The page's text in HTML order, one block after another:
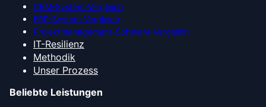
CRM-System-Vergleich
ERP-System-Vergleich
Projektmanagement-Software-Vergleich
IT-Resilienz
Methodik
Unser Prozess
Beliebte Leistungen